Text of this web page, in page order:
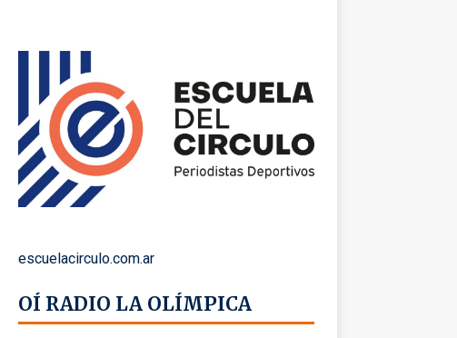
escuelacirculo.com.ar
OÍ RADIO LA OLÍMPICA